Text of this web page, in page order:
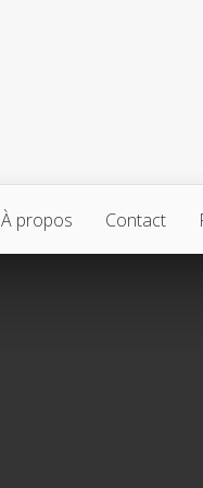
À propos Contact